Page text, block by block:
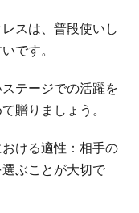
スは、普段使いし
です。
テージでの活躍を
贈りましょう。
ける適性：相手の
ぶことが大切で